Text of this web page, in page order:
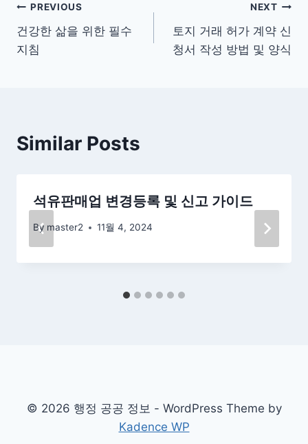
글
탐
PREVIOUS
건강한 삶을 위한 필수
지침
NEXT
토지 거래 허가 계약 신
청서 작성 방법 및 양식
Similar Posts
석유판매업 변경등록 및 신고 가이드
By master2 11월 4, 2024
© 2026 행정 공공 정보 - WordPress Theme by
Kadence WP